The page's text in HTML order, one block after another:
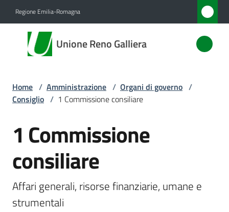
Regione Emilia-Romagna
Unione Reno Galliera
Unione
Reno
Novità
Servizi
Vivere
l'Unione
Home / Amministrazione / Organi di governo /
Consiglio / 1 Commissione consiliare
Salta al contenuto
1 Commissione
consiliare
Affari generali, risorse finanziarie, umane e
strumentali